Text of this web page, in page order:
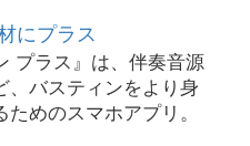
にプラス
プラス』は、伴奏音源
、バスティンをより身
めのスマホアプリ。